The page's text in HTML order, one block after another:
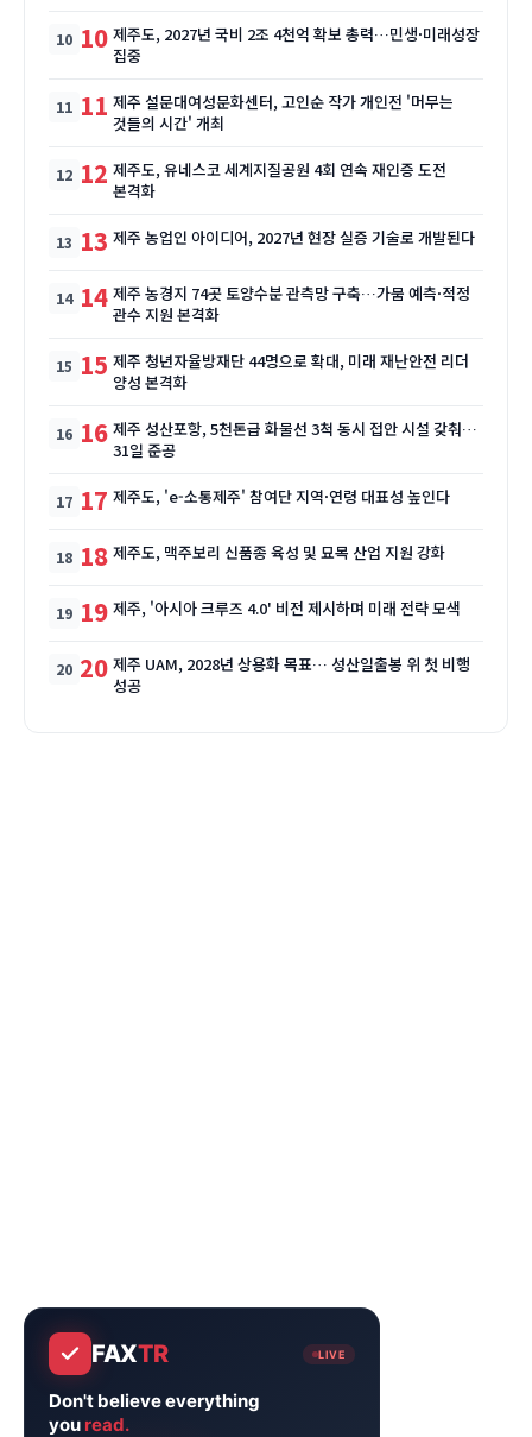
10 제주도, 2027년 국비 2조 4천억 확보 총력…민생·미래성장
집중
11 제주 설문대여성문화센터, 고인순 작가 개인전 '머무는
것들의 시간' 개최
12 제주도, 유네스코 세계지질공원 4회 연속 재인증 도전
본격화
13 제주 농업인 아이디어, 2027년 현장 실증 기술로 개발된다
14 제주 농경지 74곳 토양수분 관측망 구축…가뭄 예측·적정
관수 지원 본격화
15 제주 청년자율방재단 44명으로 확대, 미래 재난안전 리더
양성 본격화
16 제주 성산포항, 5천톤급 화물선 3척 동시 접안 시설 갖춰…
31일 준공
17 제주도, 'e-소통제주' 참여단 지역·연령 대표성 높인다
18 제주도, 맥주보리 신품종 육성 및 묘목 산업 지원 강화
19 제주, '아시아 크루즈 4.0' 비전 제시하며 미래 전략 모색
20 제주 UAM, 2028년 상용화 목표… 성산일출봉 위 첫 비행
성공